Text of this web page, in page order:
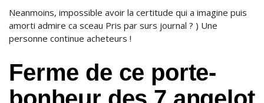
Neanmoins, impossible avoir la certitude qui a imagine puis
amorti admire ca sceau Pris par surs journal ? ) Une
personne continue acheteurs !
Ferme de ce porte-